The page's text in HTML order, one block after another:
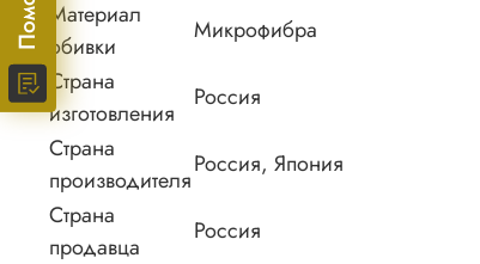
Материал
обивки
Микрофибра
Страна
изготовления
Россия
Страна
производителя
Россия, Япония
Страна
продавца
Россия